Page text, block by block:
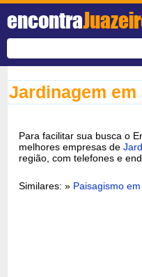
encontra
Jardinagem
Para facilitar sua busca o
melhores empresas de
região, com telefones e
Similares: » Paisagismo